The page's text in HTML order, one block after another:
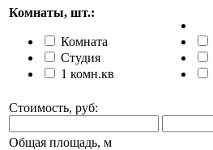
Комнаты, шт.:
Комната
Студия
1 комн.кв
Стоимость, руб:
Общая площадь, м